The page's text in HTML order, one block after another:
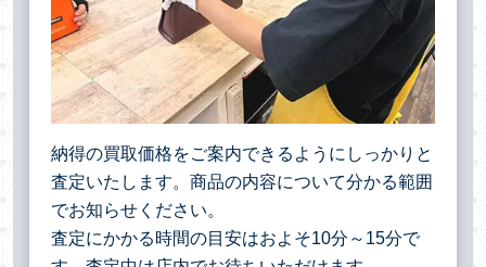
納得の買取価格をご案内できるようにしっかりと
査定いたします。商品の内容について分かる範囲
でお知らせください。
査定にかかる時間の目安はおよそ10分～15分で